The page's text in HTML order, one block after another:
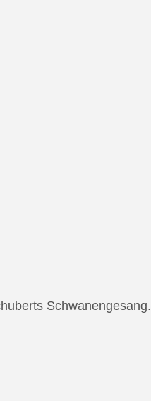
Schwanengesang.